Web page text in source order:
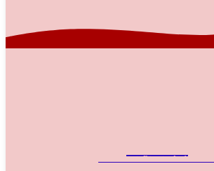
Referensi Bisnis Indonesia